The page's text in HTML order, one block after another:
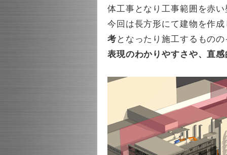
体工事となり工事範囲を赤
今回は長方形にて建物を作
考となったり施工するもの
表現のわかりやすさや、直